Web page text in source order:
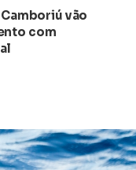
vão
com